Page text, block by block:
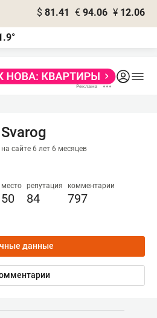
$ 81.41 € 94.06 ¥ 12.06
Svarog
на сайте 6 лет 6 месяцев
место
50
репутация
84
комментарии
797
данные